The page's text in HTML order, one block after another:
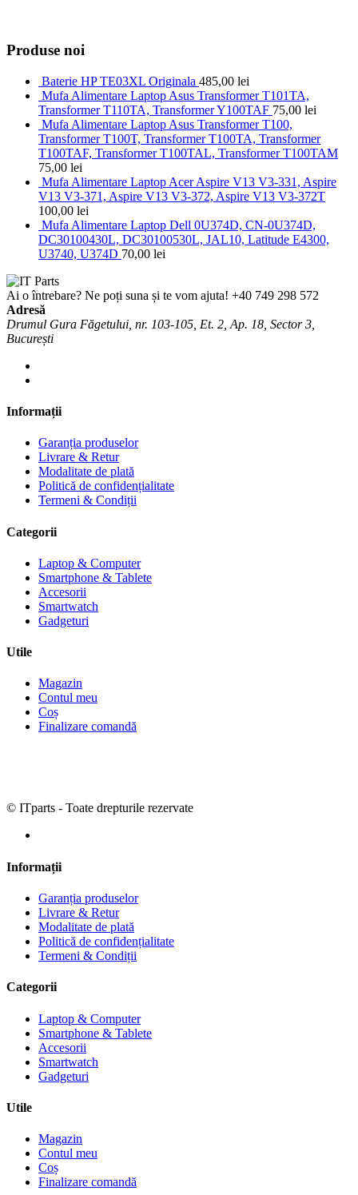
Produse noi
Baterie HP TE03XL Originala 485,00 lei
Mufa Alimentare Laptop Asus Transformer T101TA,
Transformer T110TA, Transformer Y100TAF 75,00 lei
Mufa Alimentare Laptop Asus Transformer T100,
Transformer T100T, Transformer T100TA, Transformer
T100TAF, Transformer T100TAL, Transformer T100TAM
75,00 lei
Mufa Alimentare Laptop Acer Aspire V13 V3-331, Aspire
V13 V3-371, Aspire V13 V3-372, Aspire V13 V3-372T
100,00 lei
Mufa Alimentare Laptop Dell 0U374D, CN-0U374D,
DC30100430L, DC30100530L, JAL10, Latitude E4300,
U3740, U374D 70,00 lei
Ai o întrebare? Ne poți suna și te vom ajuta! +40 749 298 572
Adresă
Drumul Gura Făgetului, nr. 103-105, Et. 2, Ap. 18, Sector 3,
București
Informații
Garanția produselor
Livrare & Retur
Modalitate de plată
Politică de confidențialitate
Termeni & Condiții
Categorii
Laptop & Computer
Smartphone & Tablete
Accesorii
Smartwatch
Gadgeturi
Utile
Magazin
Contul meu
Coș
Finalizare comandă
© ITparts - Toate drepturile rezervate
Informații
Garanția produselor
Livrare & Retur
Modalitate de plată
Politică de confidențialitate
Termeni & Condiții
Categorii
Laptop & Computer
Smartphone & Tablete
Accesorii
Smartwatch
Gadgeturi
Utile
Magazin
Contul meu
Coș
Finalizare comandă